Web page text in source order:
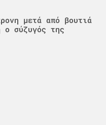
μετά από βουτιά
ο σύζυγός της